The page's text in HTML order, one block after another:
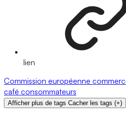
lien
Commission européenne
café consommateurs
Afficher plus de tags Cacher les tags (+)